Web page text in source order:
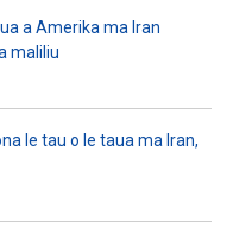
a Amerika ma Iran
maliliu
le tau o le taua ma Iran,